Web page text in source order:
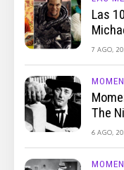
Las
7 AGO,
The
6 AGO,